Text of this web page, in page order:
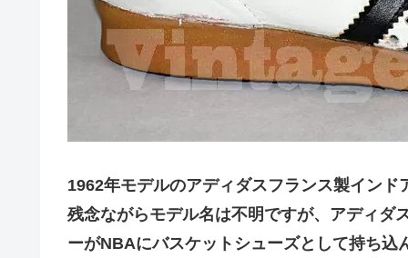
1962年モデルのアディダスフランス製インド
残念ながらモデル名は不明ですが、アディダ
ーがNBAにバスケットシューズとして持ち